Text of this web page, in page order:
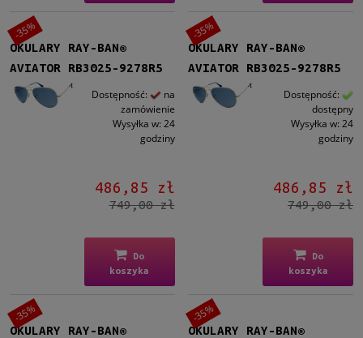
OKULARY RAY-BAN®
AVIATOR RB3025-9278R5
Dostępność:
na
zamówienie
Wysyłka w: 24
godziny
486,85 zł
749,00 zł
Do
koszyka
-35%
OKULARY RAY-BAN®
AVIATOR RB3025-9278R5
Dostępność:
dostępny
Wysyłka w: 24
godziny
486,85 zł
749,00 zł
Do
koszyka
-35%
OKULARY RAY-BAN®
-35%
OKULARY RAY-BAN®
-35%